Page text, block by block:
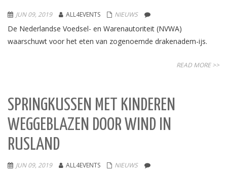
JUN 09, 2019 ALL4EVENTS NIEUWS
De Nederlandse Voedsel- en Warenautoriteit (NVWA)
waarschuwt voor het eten van zogenoemde drakenadem-ijs.
READ MORE >>
SPRINGKUSSEN MET KINDEREN
WEGGEBLAZEN DOOR WIND IN
RUSLAND
JUN 09, 2019 ALL4EVENTS NIEUWS